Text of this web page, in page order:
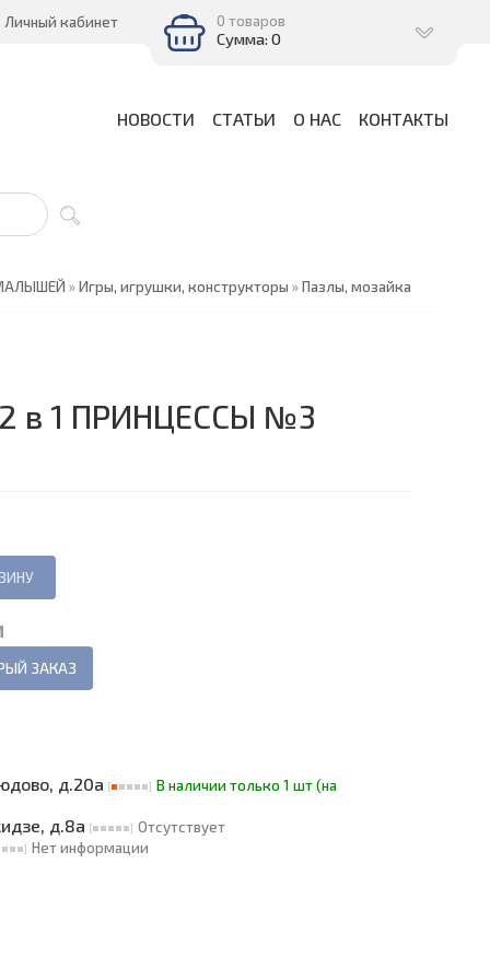
Личный кабинет 0 товаров
Сумма: 0
НОВОСТИ СТАТЬИ О НАС КОНТАКТЫ
»Игры, игрушки, конструкторы »Пазлы, мозайка
2 в 1 ПРИНЦЕССЫ №3
ЗАКАЗ
д.20а
В наличии только 1 шт (на
д.8а Отсутствует
Нет информации